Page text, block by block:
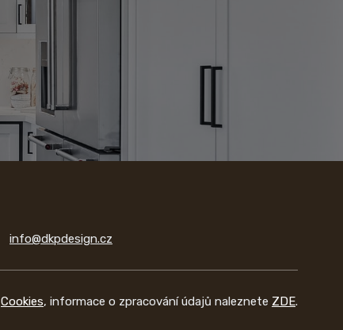
info@dkpdesign.cz
Cookies, informace o zpracování údajů naleznete ZDE.